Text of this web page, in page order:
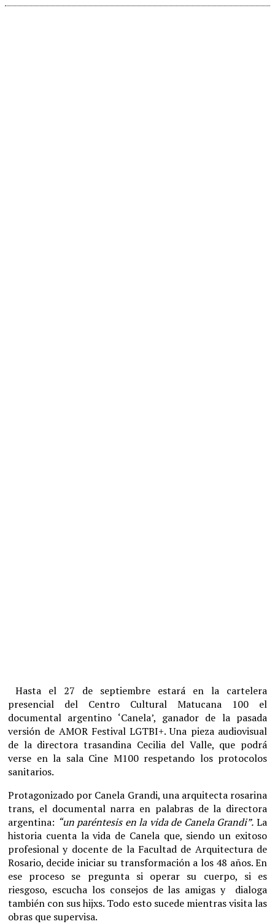
Hasta el 27 de septiembre estará en la cartelera
presencial del Centro Cultural Matucana 100 el
documental argentino ‘Canela’, ganador de la pasada
versión de AMOR Festival LGTBI+. Una pieza audiovisual
de la directora trasandina Cecilia del Valle, que podrá
verse en la sala Cine M100 respetando los protocolos
sanitarios.
Protagonizado por Canela Grandi, una arquitecta rosarina
trans, el documental narra en palabras de la directora
argentina: “un paréntesis en la vida de Canela Grandi”. La
historia cuenta la vida de Canela que, siendo un exitoso
profesional y docente de la Facultad de Arquitectura de
Rosario, decide iniciar su transformación a los 48 años. En
ese proceso se pregunta si operar su cuerpo, si es
riesgoso, escucha los consejos de las amigas y dialoga
también con sus hijxs. Todo esto sucede mientras visita las
obras que supervisa.